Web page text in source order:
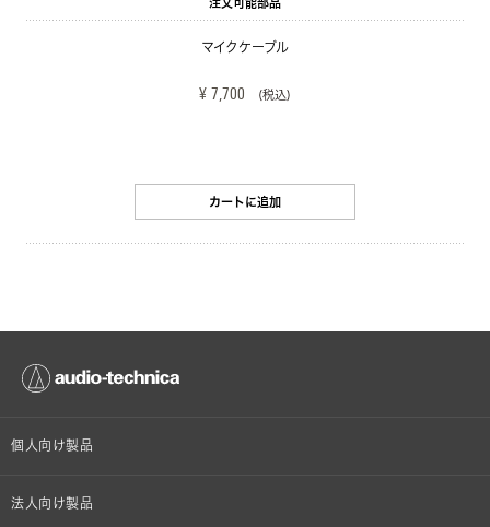
マイクケーブル
¥ 7,700 (税込)
カートに追加
個人向け製品
オンラインストア限定
法人向け製品